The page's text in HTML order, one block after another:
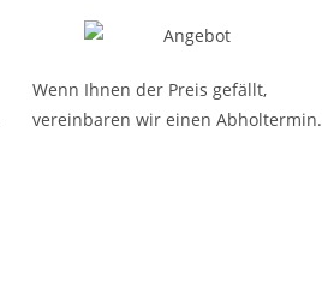
Wenn Ihnen der Preis gefällt,
vereinbaren wir einen Abholtermin.